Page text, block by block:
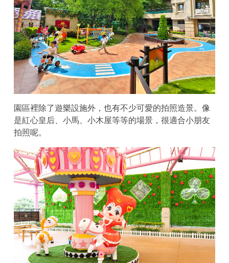
園區裡除了遊樂設施外，也有不少可愛的拍照造景。像
是紅心皇后、小馬、小木屋等等的場景，很適合小朋友
拍照呢。